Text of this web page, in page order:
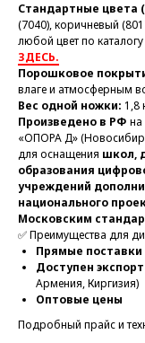
Стандартные цвета
(7040), коричневый
любой цвет по
ЗДЕСЬ.
Порошковое
влаге и атмосферным
Вес одной ножки: 1,8
Произведено в РФ
«ОПОРА Д»
для оснащения школ,
образования
учреждений
национального
Московским
✅ Преимущества для
Прямые поставки
Доступен
Армения, Киргизия)
Оптовые цены
Подробный прайс и